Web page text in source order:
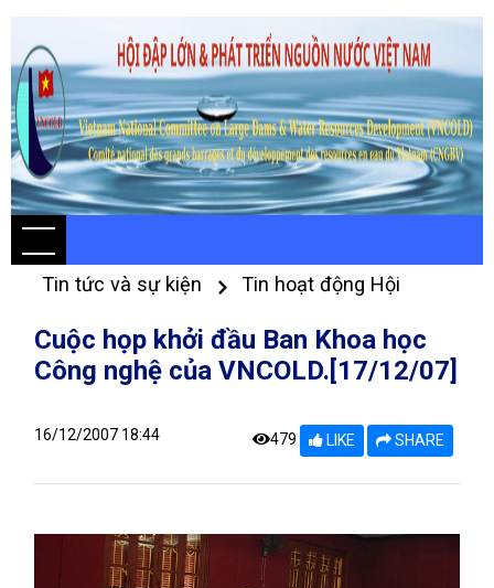
Tin tức và sự kiện Tin hoạt động Hội
Cuộc họp khởi đầu Ban Khoa học
Công nghệ của VNCOLD.[17/12/07]
16/12/2007 18:44 479 LIKE SHARE